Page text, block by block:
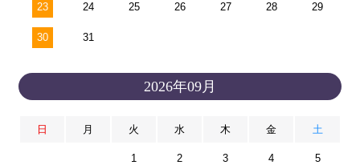
23 24 25 26 27 28 29
30 31
2026年09月
日 月 火 水 木 金 土
1 2 3 4 5